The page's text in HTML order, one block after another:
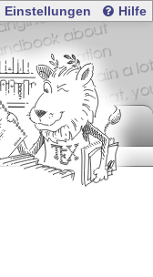
Einstellungen Hilfe